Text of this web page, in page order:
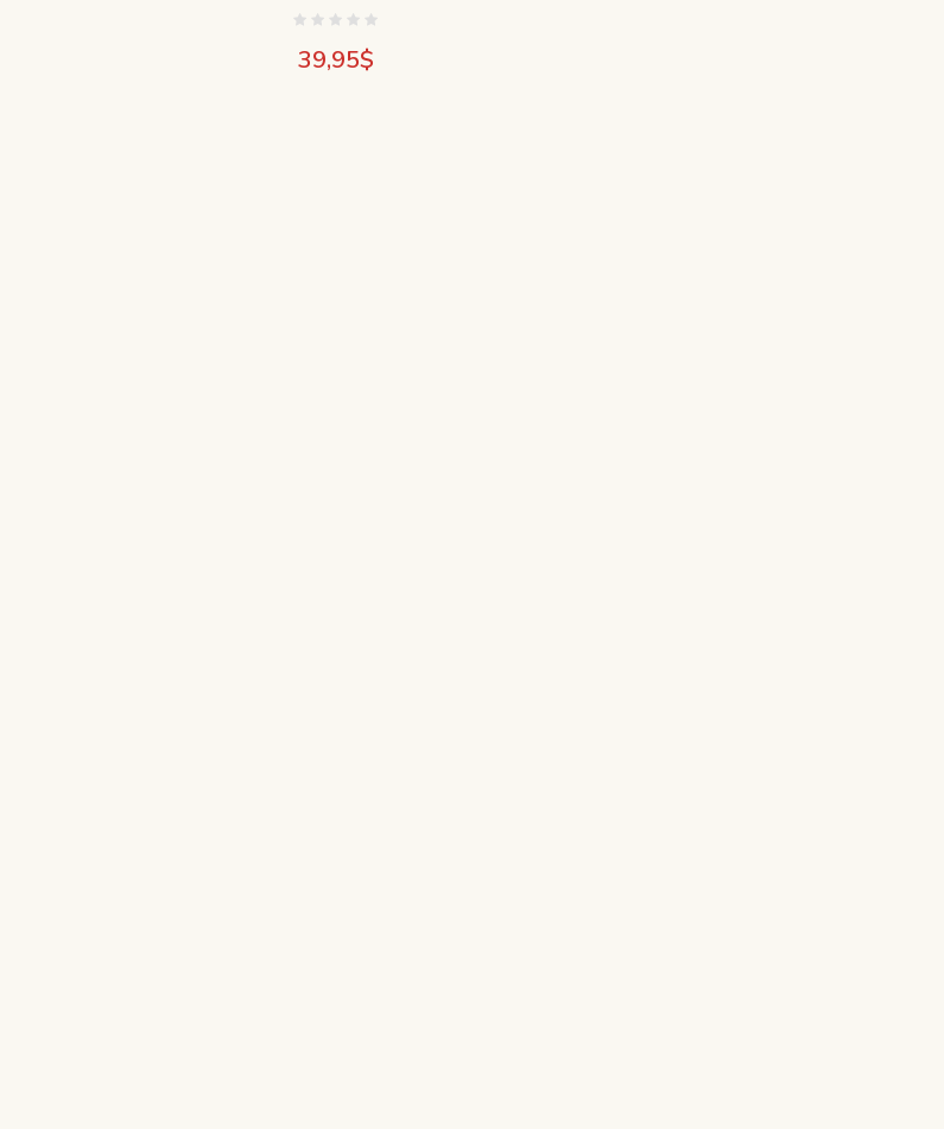
39,95$